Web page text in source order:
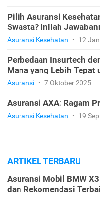
Pilih Asuransi
Swasta? Inilah
Asuransi Kesehatan • 12
Perbedaan Insurtech
Mana yang Lebih Tepat
Asuransi • 7 Oktober 2025
Asuransi AXA: Ragam
Asuransi Kesehatan • 19
ARTIKEL TERBARU
Asuransi Mobil BMW
dan Rekomendasi